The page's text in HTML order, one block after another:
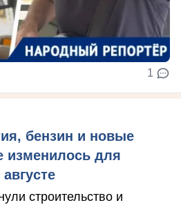
1
бензин и новые
изменилось для
строительство и